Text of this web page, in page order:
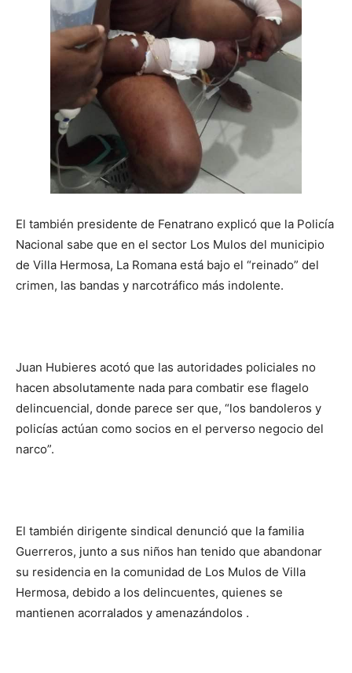
El también presidente de Fenatrano explicó que la Policía
Nacional sabe que en el sector Los Mulos del municipio
de Villa Hermosa, La Romana está bajo el “reinado” del
crimen, las bandas y narcotráfico más indolente.
Juan Hubieres acotó que las autoridades policiales no
hacen absolutamente nada para combatir ese flagelo
delincuencial, donde parece ser que, “los bandoleros y
policías actúan como socios en el perverso negocio del
narco”.
El también dirigente sindical denunció que la familia
Guerreros, junto a sus niños han tenido que abandonar
su residencia en la comunidad de Los Mulos de Villa
Hermosa, debido a los delincuentes, quienes se
mantienen acorralados y amenazándolos .